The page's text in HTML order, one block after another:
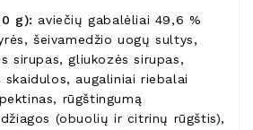
g): aviečių gabalėliai 49,6 %
šeivamedžio uogų sultys,
sirupas, gliukozės sirupas,
skaidulos, augaliniai riebalai
rūgštingumą
(obuolių ir citrinų rūgštis),